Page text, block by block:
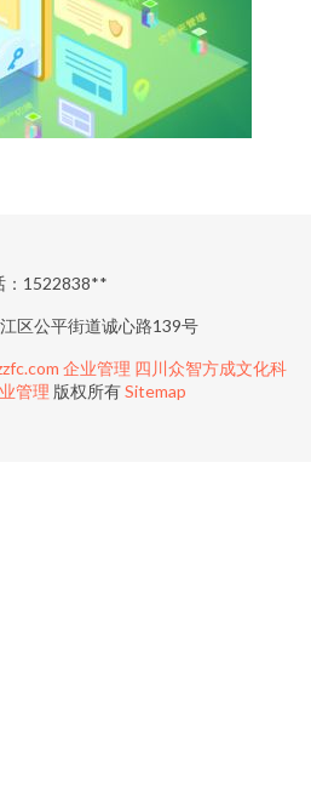
：1522838**
区公平街道诚心路139号
企业管理 四川众智方成文化科
管理 版权所有Sitemap